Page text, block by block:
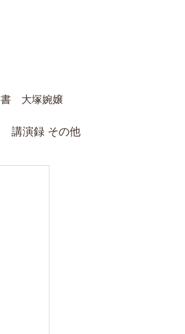
書 大塚婉嬢
講演録 その他